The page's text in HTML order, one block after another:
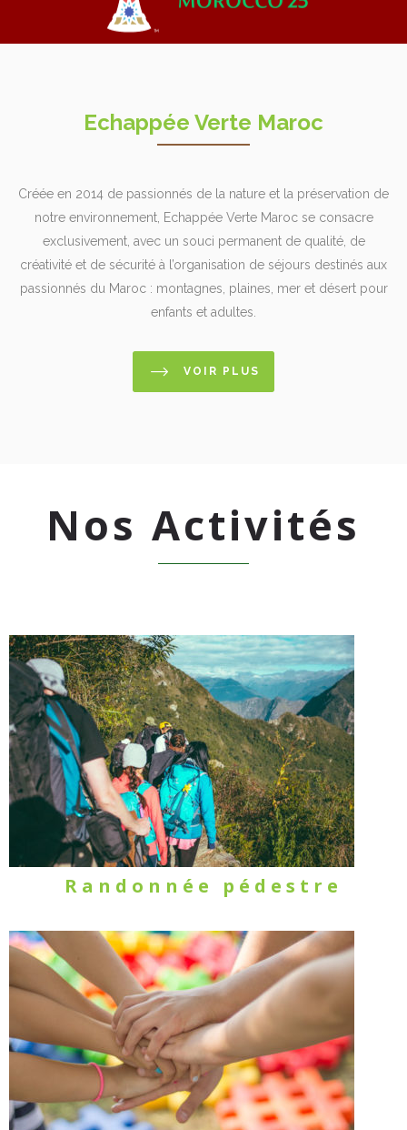
Echappée Verte Maroc
Créée en 2014 de passionnés de la nature et la préservation de
notre environnement, Echappée Verte Maroc se consacre
exclusivement, avec un souci permanent de qualité, de
créativité et de sécurité à l’organisation de séjours destinés aux
passionnés du Maroc : montagnes, plaines, mer et désert pour
enfants et adultes.
VOIR PLUS
Nos Activités
Randonnée pédestre